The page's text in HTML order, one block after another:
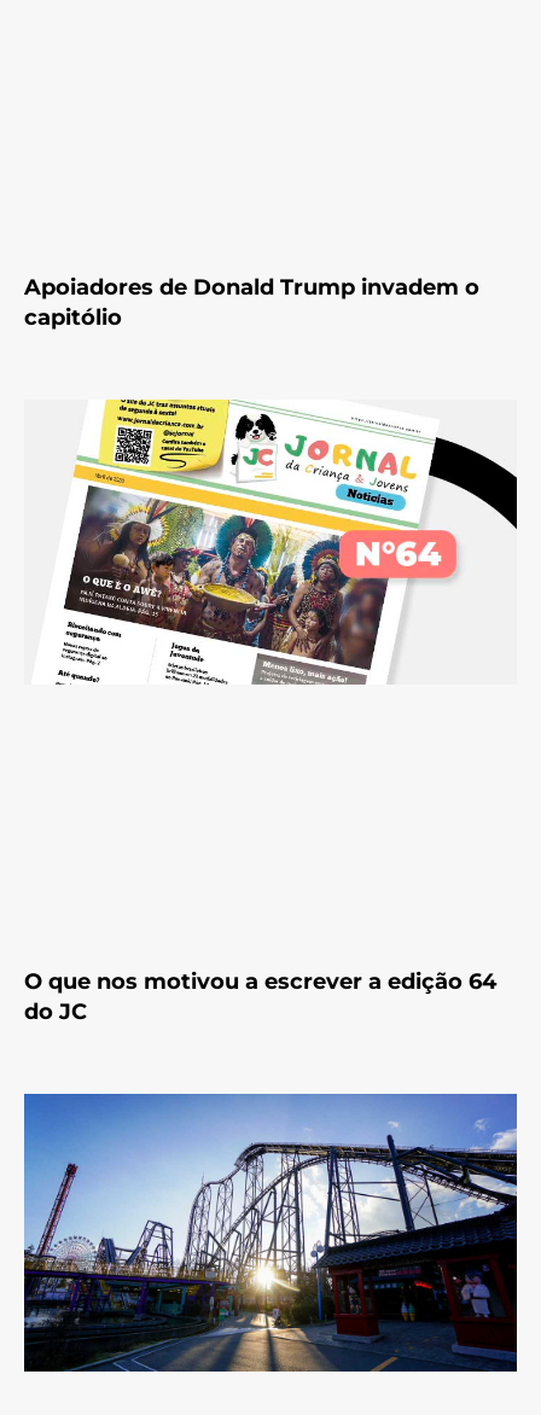
Apoiadores de Donald Trump invadem o
capitólio
O que nos motivou a escrever a edição 64
do JC